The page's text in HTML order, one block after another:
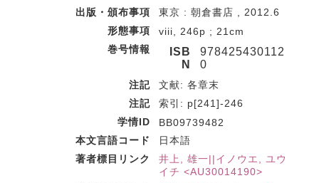
出版・頒布事項
東京 : 朝倉書店 , 2012.6
形態事項
viii, 246p ; 21cm
巻号情報
ISB
N
978425430112
0
注記
文献: 各章末
注記
索引: p[241]-246
学情ID
BB09739482
本文言語コード
日本語
著者標目リンク
井上, 雄一||イノウエ, ユウ
イチ <AU30014190>